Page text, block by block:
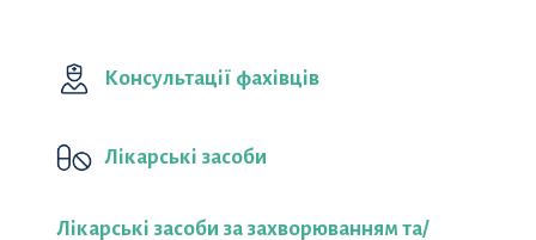
Консультації фахівців
Лікарські засоби
Лікарські засоби за захворюванням та/